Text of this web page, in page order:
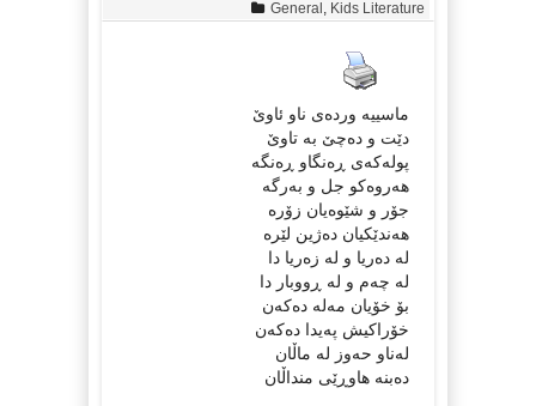
General Kids Literature
ماسییە وردەی ناو ئاوێ
دێت و دەچێ بە تاوێ
پولەکەی ڕەنگاو ڕەنگە
هەروەکو جل و بەرگە
جۆر و شێوەیان زۆرە
هەندێکیان دەژین لێرە
لە دەریا و لە زەریا دا
لە چەم و لە ڕووبار دا
بۆ خۆیان مەلە دەکەن
خۆراکیش پەیدا دەکەن
لەناو حەوز لە ماڵان
دەبنە هاوڕێی منداڵان